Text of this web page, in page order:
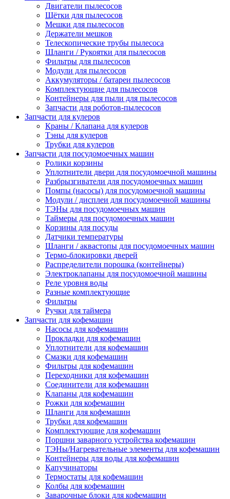
Двигатели пылесосов
Щётки для пылесосов
Мешки для пылесосов
Держатели мешков
Телескопические трубы пылесоса
Шланги / Рукоятки для пылесосов
Фильтры для пылесосов
Модули для пылесосов
Аккумуляторы / батареи пылесосов
Комплектующие для пылесосов
Контейнеры для пыли для пылесосов
Запчасти для роботов-пылесосов
Запчасти для кулеров
Краны / Клапана для кулеров
Тэны для кулеров
Трубки для кулеров
Запчасти для посудомоечных машин
Ролики корзины
Уплотнители двери для посудомоечной машины
Разбрызгиватели для посудомоечных машин
Помпы (насосы) для посудомоечной машины
Модули / дисплеи для посудомоечной машины
ТЭНы для посудомоечных машин
Таймеры для посудомоечных машин
Корзины для посуды
Датчики температуры
Шланги / аквастопы для посудомоечных машин
Термо-блокировки дверей
Распределители порошка (контейнеры)
Электроклапаны для посудомоечной машины
Реле уровня воды
Разные комплектующие
Фильтры
Ручки для таймера
Запчасти для кофемашин
Насосы для кофемашин
Прокладки для кофемашин
Уплотнители для кофемашин
Смазки для кофемашин
Фильтры для кофемашин
Переходники для кофемашин
Соединители для кофемашин
Клапаны для кофемашин
Рожки для кофемашин
Шланги для кофемашин
Трубки для кофемашин
Комплектующие для кофемашин
Поршни заварного устройства кофемашин
ТЭНы/Нагревательные элементы для кофемашин
Контейнеры для воды для кофемашин
Капучинаторы
Термостаты для кофемашин
Колбы для кофемашин
Заварочные блоки для кофемашин